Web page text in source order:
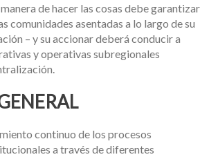
de hacer las cosas debe garantizar
comunidades asentadas a lo largo de su
– y su accionar deberá conducir a
y operativas subregionales
continuo de los procesos
a través de diferentes